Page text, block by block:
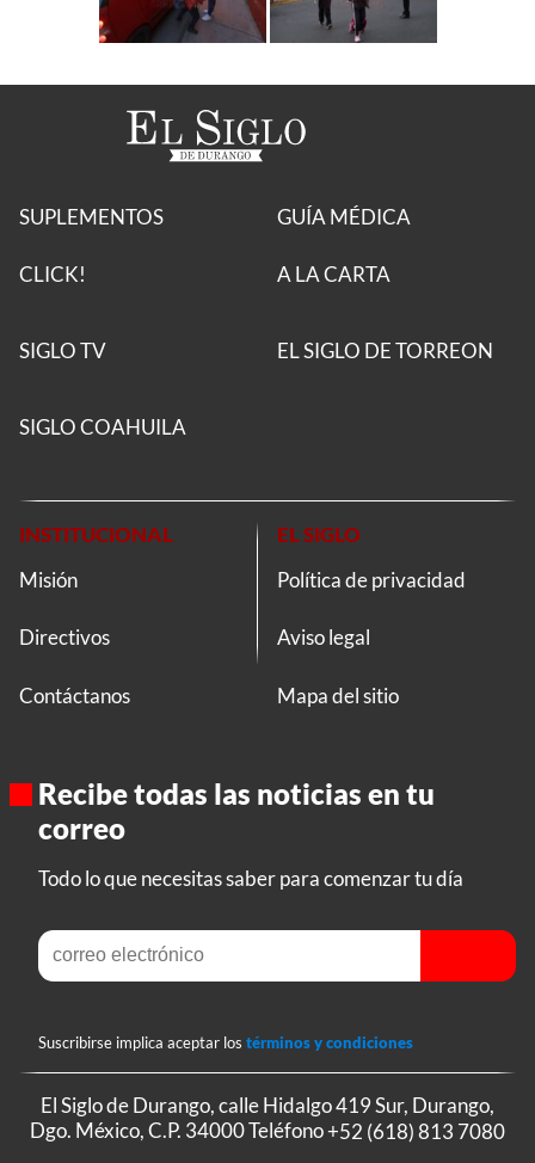
SUPLEMENTOS
CLICK!
GUÍA MÉDICA
A LA CARTA
SIGLO TV EL SIGLO DE TORREON
SIGLO COAHUILA
INSTITUCIONAL
Misión
Directivos
Contáctanos
EL SIGLO
Política de privacidad
Aviso legal
Mapa del sitio
Recibe todas las noticias en tu
correo
Todo lo que necesitas saber para comenzar tu día
Suscribirse implica aceptar los términos y condiciones
El Siglo de Durango, calle Hidalgo 419 Sur, Durango,
Dgo. México, C.P. 34000 Teléfono+52 (618) 813 7080